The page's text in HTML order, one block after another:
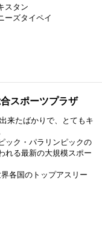
スタン
ーズタイペイ
スポーツプラザ
来たばかりで、とてもキ
ック・パラリンピックの
れる最新の大規模スポー
各国のトップアスリー